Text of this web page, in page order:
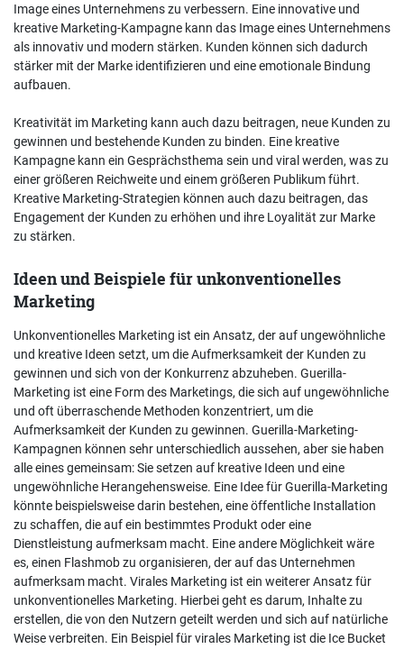
Image eines Unternehmens zu verbessern. Eine innovative und
kreative Marketing-Kampagne kann das Image eines Unternehmens
als innovativ und modern stärken. Kunden können sich dadurch
stärker mit der Marke identifizieren und eine emotionale Bindung
aufbauen.
Kreativität im Marketing kann auch dazu beitragen, neue Kunden zu
gewinnen und bestehende Kunden zu binden. Eine kreative
Kampagne kann ein Gesprächsthema sein und viral werden, was zu
einer größeren Reichweite und einem größeren Publikum führt.
Kreative Marketing-Strategien können auch dazu beitragen, das
Engagement der Kunden zu erhöhen und ihre Loyalität zur Marke
zu stärken.
Ideen und Beispiele für unkonventionelles
Marketing
Unkonventionelles Marketing ist ein Ansatz, der auf ungewöhnliche
und kreative Ideen setzt, um die Aufmerksamkeit der Kunden zu
gewinnen und sich von der Konkurrenz abzuheben. Guerilla-
Marketing ist eine Form des Marketings, die sich auf ungewöhnliche
und oft überraschende Methoden konzentriert, um die
Aufmerksamkeit der Kunden zu gewinnen. Guerilla-Marketing-
Kampagnen können sehr unterschiedlich aussehen, aber sie haben
alle eines gemeinsam: Sie setzen auf kreative Ideen und eine
ungewöhnliche Herangehensweise. Eine Idee für Guerilla-Marketing
könnte beispielsweise darin bestehen, eine öffentliche Installation
zu schaffen, die auf ein bestimmtes Produkt oder eine
Dienstleistung aufmerksam macht. Eine andere Möglichkeit wäre
es, einen Flashmob zu organisieren, der auf das Unternehmen
aufmerksam macht. Virales Marketing ist ein weiterer Ansatz für
unkonventionelles Marketing. Hierbei geht es darum, Inhalte zu
erstellen, die von den Nutzern geteilt werden und sich auf natürliche
Weise verbreiten. Ein Beispiel für virales Marketing ist die Ice Bucket